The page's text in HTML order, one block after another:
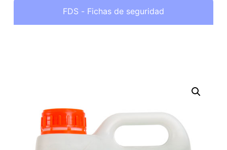
FDS - Fichas de seguridad